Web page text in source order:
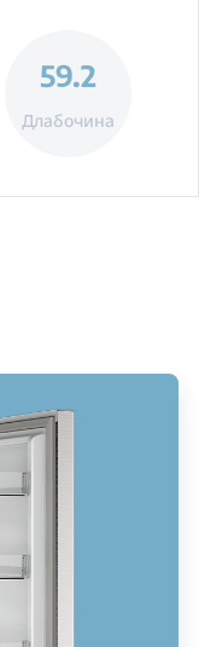
59.2
Длабочина